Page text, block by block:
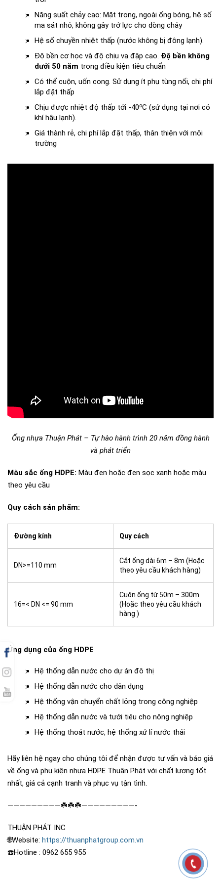
Năng suất chảy cao: Mặt trong, ngoài ống bóng, hệ số
ma sát nhỏ, không gây trở lực cho dòng chảy
Hệ số chuyền nhiệt thấp (nước không bị đông lạnh).
Độ bền cơ học và độ chịu va đập cao. Độ bền không
dưới 50 năm trong điều kiện tiêu chuẩn
Có thể cuộn, uốn cong. Sử dụng ít phụ tùng nối, chi phí
lắp đặt thấp
Chịu được nhiệt độ thấp tới -40oC (sử dụng tại nơi có
khí hậu lạnh).
Giá thành rẻ, chi phí lắp đặt thấp, thân thiện với môi
trường
Ống nhựa Thuận Phát – Tự hào hành trình 20 năm đồng hành
và phát triển
Màu sắc ống HDPE: Màu đen hoặc đen sọc xanh hoặc màu
theo yêu cầu
Quy cách sản phẩm:
Đường kính Quy cách
DN>=110 mm
Cắt ống dài 6m – 8m (Hoặc
theo yêu cầu khách hàng)
16=< DN <= 90 mm
Cuộn ống từ 50m – 300m
(Hoặc theo yêu cầu khách
hàng )
Ứng dụng của ống HDPE
Hệ thống dẫn nước cho dự án đô thị
Hệ thống dẫn nước cho dân dụng
Hệ thống vận chuyển chất lỏng trong công nghiệp
Hệ thống dẫn nước và tưới tiêu cho nông nghiệp
Hệ thống thoát nước, hệ thống xử lí nước thải
Hãy liên hệ ngay cho chúng tôi để nhận được tư vấn và báo giá
về ống và phụ kiện nhựa HDPE Thuận Phát với chất lượng tốt
nhất, giá cả cạnh tranh và phục vụ tận tình.
—————————☘️☘️☘️—————————-
THUẬN PHÁT INC
🌐Website: https://thuanphatgroup.com.vn
☎️Hotline : 0962 655 955